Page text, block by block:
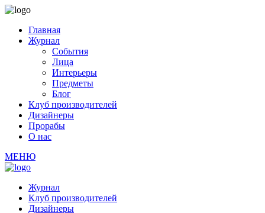
Главная
Журнал
События
Лица
Интерьеры
Предметы
Блог
Клуб производителей
Дизайнеры
Прорабы
О нас
МЕНЮ
Журнал
Клуб производителей
Дизайнеры